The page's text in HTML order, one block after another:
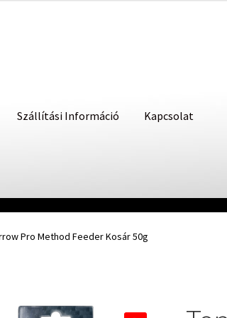
Szállítási Információ Kapcsolat
Pro Method Feeder Kosár 50g